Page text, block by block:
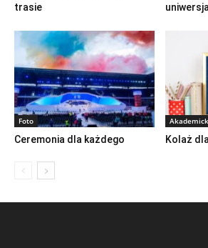
trasie
Foto
Ceremonia dla każdego Kolaż